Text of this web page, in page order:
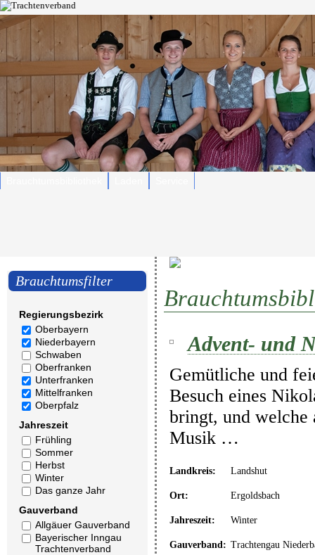
Brauchtumsfilter
Regierungsbezirk
Oberbayern
Niederbayern
Schwaben
Oberfranken
Unterfranken
Mittelfranken
Oberpfalz
Jahreszeit
Frühling
Sommer
Herbst
Winter
Das ganze Jahr
Gauverband
Allgäuer Gauverband
Bayerischer Inngau
Trachtenverband
Advent- und
Gemütliche und
Besuch eines
bringt, und welche
Musik …
Landkreis: Landshut
Ort: Ergoldsbach
Jahreszeit: Winter
Gauverband: Trachtengau